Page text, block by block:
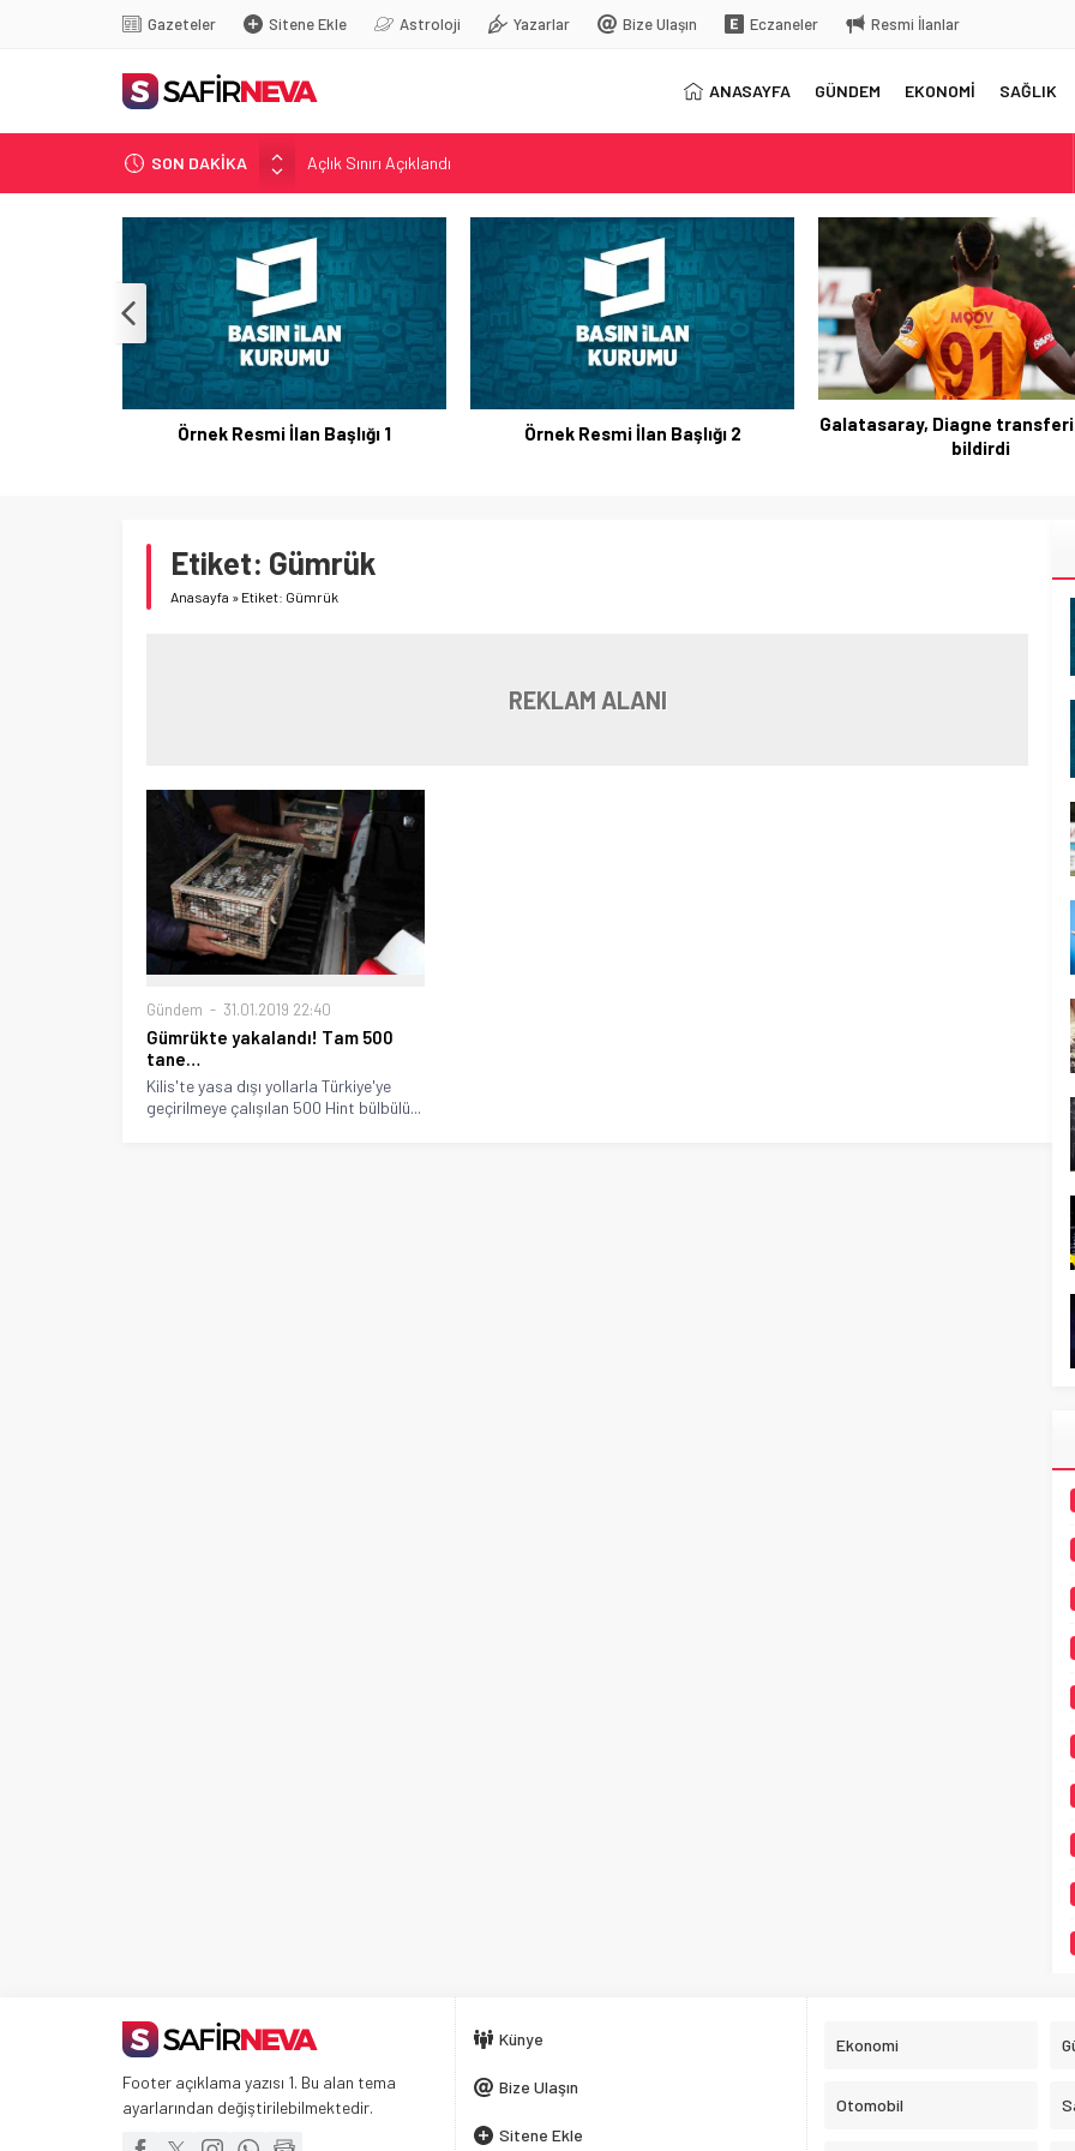
Gazeteler Sitene Ekle Astroloji Yazarlar Bize Ulaşın Eczaneler Resmi İlanlar
ANASAYFA GÜNDEM EKONOMİ SAĞLIK
SON DAKİKA
Açlık Sınırı Açıklandı
Öğretmenlere Kötü Haber
FETÖ’nün kritik ismi tutuklandı
Son dakika… İstanbul’da trafik felç
Yunanistan Başbakanı Çipras Türkiye’ye gelecek
Örnek Resmi İlan Başlığı 1 Örnek Resmi İlan Başlığı 2
Galatasaray, Diagne
bildirdi
Etiket: Gümrük
Anasayfa » Etiket: Gümrük
REKLAM ALANI
Gündem 31.01.2019 22:40
Gümrükte yakalandı! Tam 500
tane…
Kilis'te yasa dışı yollarla Türkiye'ye
geçirilmeye çalışılan 500 Hint bülbülü...
Footer açıklama yazısı 1. Bu alan tema
ayarlarından değiştirilebilmektedir.
Künye
Bize Ulaşın
Sitene Ekle
Ekonomi
Otomobil